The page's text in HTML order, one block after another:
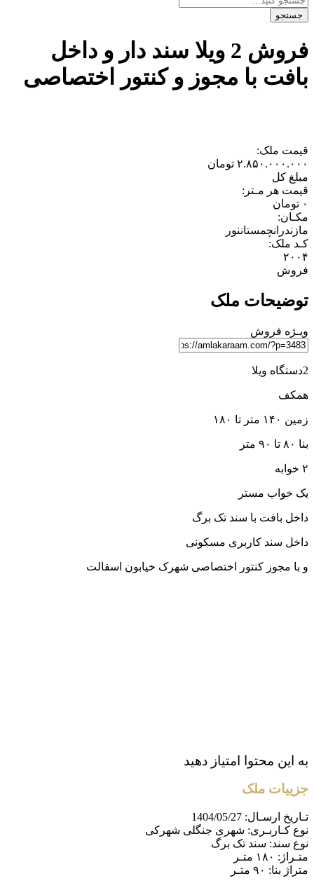
جستجو
فروش 2 ویلا سند دار و داخل
بافت با مجوز و کنتور اختصاصی
قیمت ملک:
۲.۸۵۰.۰۰۰.۰۰۰ تومان
مبلغ کل
قیمت هر مـتر:
۰ تومان
مکـان:
مازندرانچمستاننور
کـد ملک:
۲۰۰۴
فروش
توضیحات ملک
ویـژه فروش
2دستگاه ویلا
همکف
زمین ۱۴۰ متر تا ۱۸۰
بنا ۸۰ تا ۹۰ متر
۲ خوابه
یک خواب مستر
داخل بافت با سند تک برگ
داخل سند کاربری مسکونی
و با مجوز کنتور اختصاصی شهرک خیابون اسفالت
به این محتوا امتیاز دهید
جزییات ملک
تـاریخ ارسـال: 1404/05/27
نوع کـاربـری: شهری جنگلی شهرکی
نوع سند: سند تک برگ
متـراژ: ۱۸۰ متـر
متراژ بنا: ۹۰ متـر